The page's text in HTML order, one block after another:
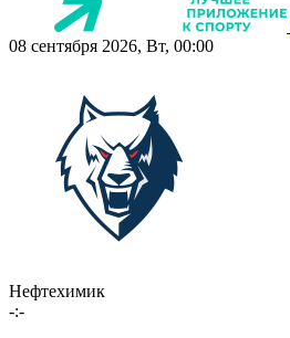
08 сентября 2026, Вт, 00:00
Нефтехимик
-:-